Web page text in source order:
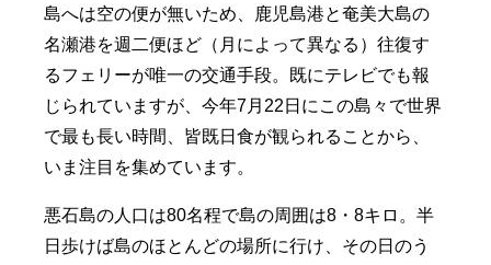
島へは空の便が無いため、鹿児島港と奄美大島の
名瀬港を週二便ほど（月によって異なる）往復す
るフェリーが唯一の交通手段。既にテレビでも報
じられていますが、今年7月22日にこの島々で世界
で最も長い時間、皆既日食が観られることから、
いま注目を集めています。
悪石島の人口は80名程で島の周囲は8・8キロ。半
日歩けば島のほとんどの場所に行け、その日のう